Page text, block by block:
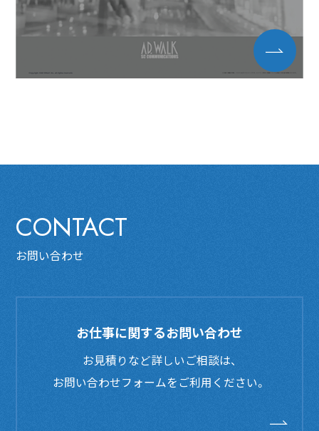
CONTACT
お問い合わせ
お仕事に関するお問い合わせ
お見積りなど詳しいご相談は、
お問い合わせフォームをご利用ください。